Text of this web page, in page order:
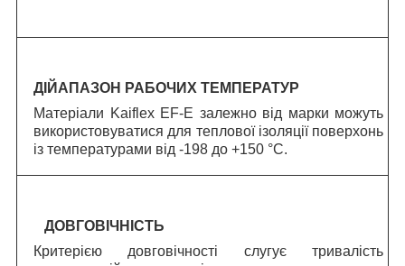
ДІЙАПАЗОН РАБОЧИХ ТЕМПЕРАТУР
Матеріали Kaiflex EF-E залежно від марки можуть
використовуватися для теплової ізоляції поверхонь
із температурами від -198 до +150 °C.
ДОВГОВІЧНІСТЬ
Критерією довговічності слугує тривалість